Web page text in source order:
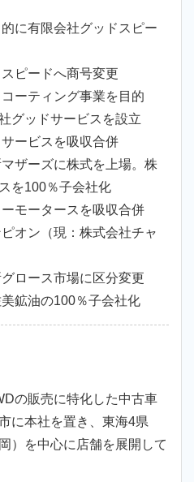
に有限会社グッドスピー
ピードへ商号変更
ーティング事業を目的
グッドサービスを設立
ービスを吸収合併
ザーズに株式を上場。株
を100％子会社化
モータースを吸収合併
オン（現：株式会社チャ
ロース市場に区分変更
鉱油の100％子会社化
の販売に特化した中古車
に本社を置き、東海4県
）を中心に店舗を展開して